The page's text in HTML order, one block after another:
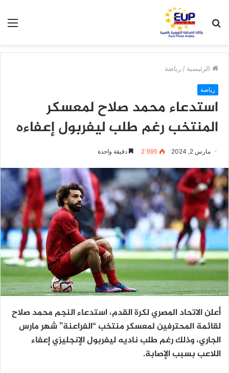
عن
الرئيسية / رياضة
رياضة
استدعاء محمد صلاح لمعسكر
المنتخب رغم طلب ليفربول إعفاءه
مارس 2, 2024 2٬695 دقيقة واحدة
أعلن الاتحاد المصري لكرة القدم، استدعاء النجم محمد صلاح
لقائمة المحترفين لمعسكر منتخب “الفراعنة” شهر مارس
الجاري، وذلك رغم طلب ناديه ليفربول الإنجليزي إعفاء
اللاعب بسبب الإصابة.